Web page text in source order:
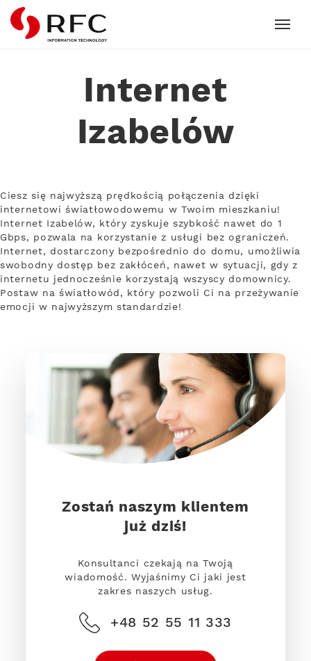
RFC
Internet
Izabelów
Ciesz się najwyższą prędkością połączenia dzięki
internetowi światłowodowemu w Twoim mieszkaniu!
Internet Izabelów, który zyskuje szybkość nawet do 1
Gbps, pozwala na korzystanie z usługi bez ograniczeń.
Internet, dostarczony bezpośrednio do domu, umożliwia
swobodny dostęp bez zakłóceń, nawet w sytuacji, gdy z
internetu jednocześnie korzystają wszyscy domownicy.
Postaw na światłowód, który pozwoli Ci na przeżywanie
emocji w najwyższym standardzie!
Zostań naszym klientem
już dziś!
Konsultanci czekają na Twoją
wiadomość. Wyjaśnimy Ci jaki jest
zakres naszych usług.
+48 52 55 11 333